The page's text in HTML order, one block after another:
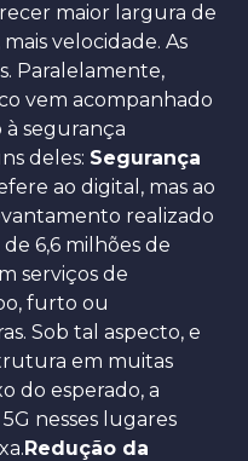
maior largura de
velocidade. As
Paralelamente,
vem acompanhado
à segurança
deles: Segurança
ao digital, mas ao
realizado
6,6 milhões de
serviços de
furto ou
Sob tal aspecto, e
em muitas
do esperado, a
nesses lugares
Redução da